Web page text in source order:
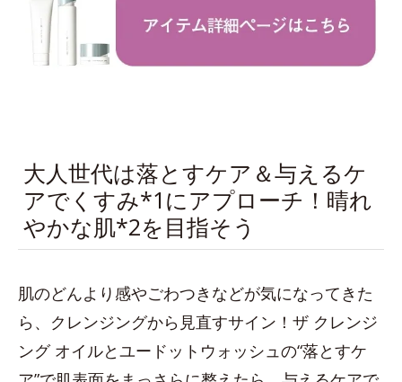
大人世代は落とすケア＆与えるケ
アでくすみ*1にアプローチ！晴れ
やかな肌*2を目指そう
肌のどんより感やごわつきなどが気になってきた
ら、クレンジングから見直すサイン！ザ クレンジ
ング オイルとユードットウォッシュの“落とすケ